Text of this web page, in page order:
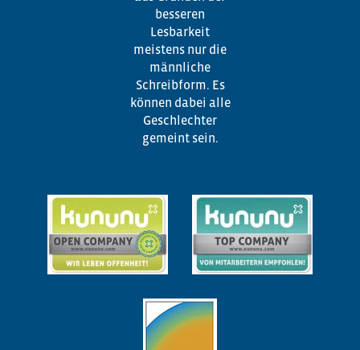
besseren
Lesbarkeit
meistens nur die
männliche
Schreibform. Es
können dabei alle
Geschlechter
gemeint sein.